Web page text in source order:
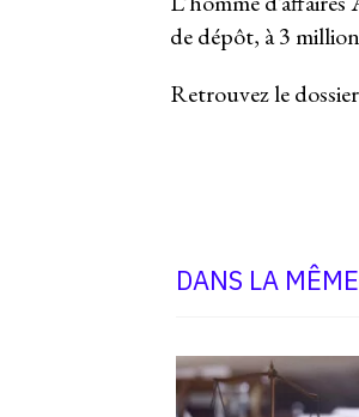
de dépôt, à 3
Retrouvez le
DANS LA